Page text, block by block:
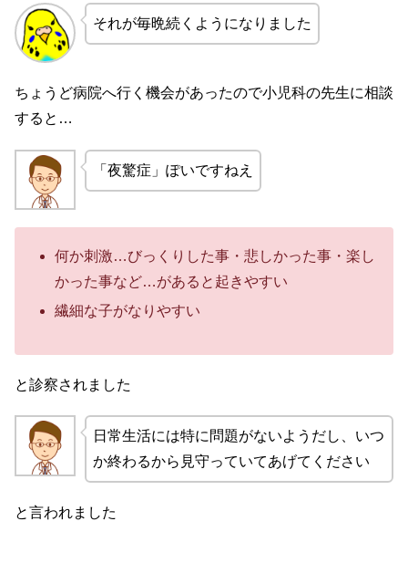
それが毎晩続くようになりました
ちょうど病院へ行く機会があったので小児科の先生に相談
すると…
「夜驚症」ぽいですねえ
何か刺激…びっくりした事・悲しかった事・楽し
かった事など…があると起きやすい
繊細な子がなりやすい
と診察されました
日常生活には特に問題がないようだし、いつ
か終わるから見守っていてあげてください
と言われました